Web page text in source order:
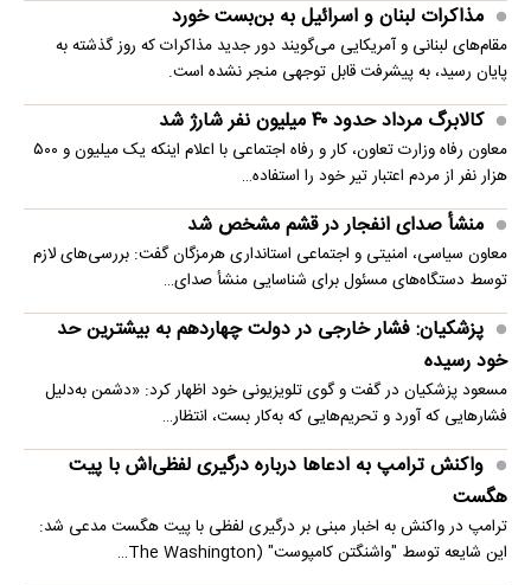
مذاکرات لبنان و اسرائیل به بن‌بست خورد
مقام‌های لبنانی و آمریکایی می‌گویند دور جدید مذاکرات که روز گذشته به
پایان رسید، به پیشرفت قابل توجهی منجر نشده است.
کالابرگ مرداد حدود ۴۰‌ میلیون نفر شارژ شد
معاون رفاه وزارت تعاون، کار و رفاه اجتماعی با اعلام اینکه یک میلیون و ۵۰۰
هزار نفر از مردم اعتبار تیر خود را استفاده…
منشأ صدای انفجار در قشم مشخص شد
معاون سیاسی، امنیتی و اجتماعی استانداری هرمزگان گفت: بررسی‌های لازم
توسط دستگاه‌های مسئول برای شناسایی منشأ صدای…
پزشکیان: فشار خارجی در دولت چهاردهم به بیشترین حد
خود رسیده
مسعود پزشکیان در گفت و گوی تلویزیونی خود اظهار کرد: «دشمن به‌دلیل
فشارهایی که آورد و تحریم‌هایی که به‌کار بست، انتظار…
واکنش ترامپ به ادعاها درباره درگیری لفظی‌اش با پیت
هگست
ترامپ در واکنش به اخبار مبنی بر درگیری لفظی با پیت هگست مدعی شد:
این شایعه توسط "واشنگتن کامپوست" (The Washington…